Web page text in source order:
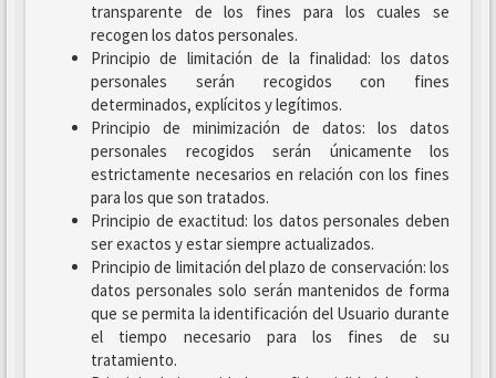
transparente de los fines para los cuales se
recogen los datos personales.
Principio de limitación de la finalidad: los datos
personales serán recogidos con fines
determinados, explícitos y legítimos.
Principio de minimización de datos: los datos
personales recogidos serán únicamente los
estrictamente necesarios en relación con los fines
para los que son tratados.
Principio de exactitud: los datos personales deben
ser exactos y estar siempre actualizados.
Principio de limitación del plazo de conservación: los
datos personales solo serán mantenidos de forma
que se permita la identificación del Usuario durante
el tiempo necesario para los fines de su
tratamiento.